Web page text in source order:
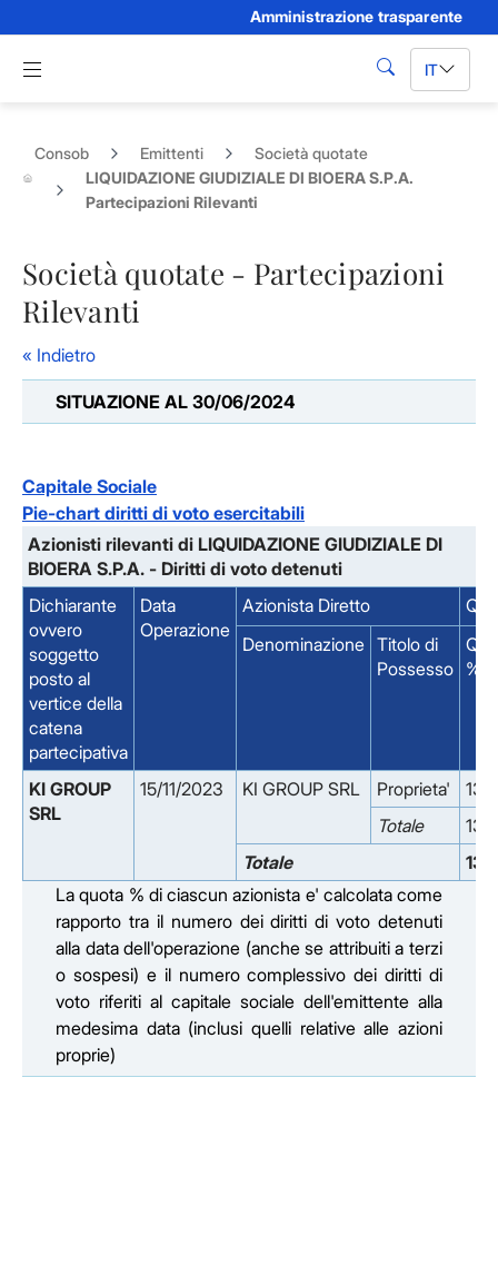
Amministrazione trasparente
Apri menu di navigazione
cerca IT
Consob Emittenti
Società quotate
LIQUIDAZIONE GIUDIZIALE DI BIOERA S.P.A.
Partecipazioni Rilevanti
Società quotate - Partecipazioni
Rilevanti
« Indietro
SITUAZIONE AL 30/06/2024
Capitale Sociale
Pie-chart diritti di voto esercitabili
Azionisti rilevanti di LIQUIDAZIONE GIUDIZIALE DI
BIOERA S.P.A. - Diritti di voto detenuti
Dichiarante
ovvero
soggetto
posto al
vertice della
catena
partecipativa
Data
Operazione
Azionista Diretto
Denominazione Titolo di
Possesso %
KI GROUP
SRL
15/11/2023 KI GROUP SRL Proprieta'
Totale
Totale
La quota % di ciascun azionista e' calcolata come
rapporto tra il numero dei diritti di voto detenuti
alla data dell'operazione (anche se attribuiti a terzi
o sospesi) e il numero complessivo dei diritti di
voto riferiti al capitale sociale dell'emittente alla
medesima data (inclusi quelli relative alle azioni
proprie)